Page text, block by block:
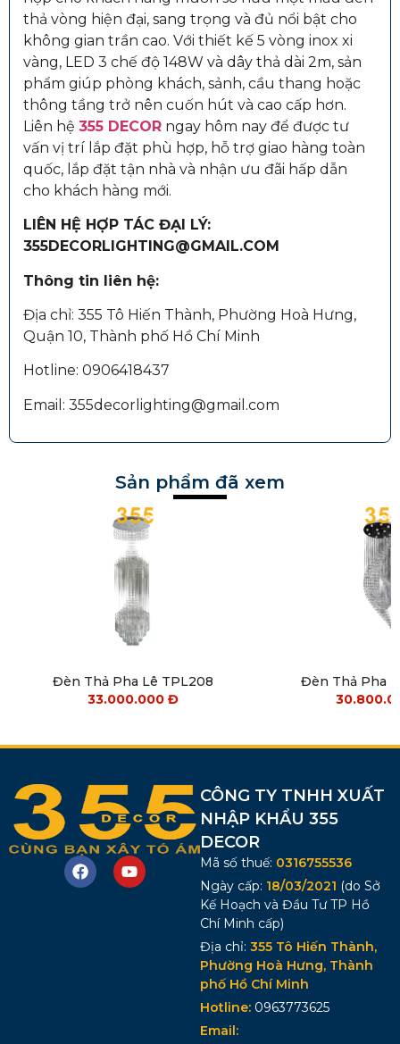
thả vòng hiện đại, sang trọng và đủ nổi bật cho
không gian trần cao. Với thiết kế 5 vòng inox xi
vàng, LED 3 chế độ 148W và dây thả dài 2m, sản
phẩm giúp phòng khách, sảnh, cầu thang hoặc
thông tầng trở nên cuốn hút và cao cấp hơn.
Liên hệ 355 DECOR ngay hôm nay để được tư
vấn vị trí lắp đặt phù hợp, hỗ trợ giao hàng toàn
quốc, lắp đặt tận nhà và nhận ưu đãi hấp dẫn
cho khách hàng mới.
LIÊN HỆ HỢP TÁC ĐẠI LÝ:
355DECORLIGHTING@GMAIL.COM
Thông tin liên hệ:
Địa chỉ: 355 Tô Hiến Thành, Phường Hoà Hưng,
Quận 10, Thành phố Hồ Chí Minh
Hotline: 0906418437
Email: 355decorlighting@gmail.com
Sản phẩm đã xem
Đèn Thả Pha Lê TPL208
33.000.000Đ
Đèn Thả Pha
CÔNG TY TNHH XUẤT
NHẬP KHẨU 355
DECOR
Mã số thuế: 0316755536
Ngày cấp: 18/03/2021 (do Sở
Kế Hoạch và Đầu Tư TP Hồ
Chí Minh cấp)
Địa chỉ: 355 Tô Hiến Thành,
Phường Hoà Hưng, Thành
phố Hồ Chí Minh
Hotline: 0963773625
Email: